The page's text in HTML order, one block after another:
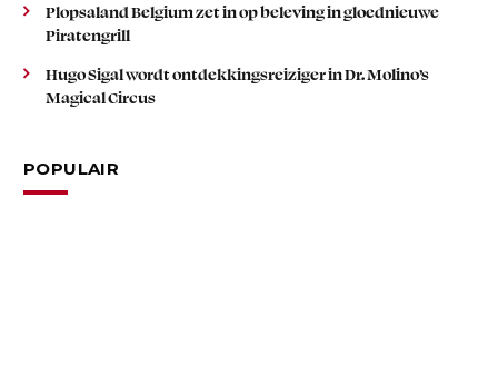
Plopsaland Belgium zet in op beleving in gloednieuwe
Piratengrill
Hugo Sigal wordt ontdekkingsreiziger in Dr. Molino’s
Magical Circus
POPULAIR